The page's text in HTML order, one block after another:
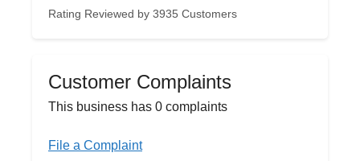
Rating Reviewed by 3935 Customers
Customer Complaints
This business has 0 complaints
File a Complaint